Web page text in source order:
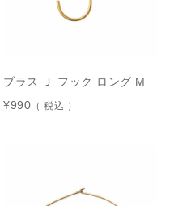
ブラス Ｊ フック ロング M
¥990 税込